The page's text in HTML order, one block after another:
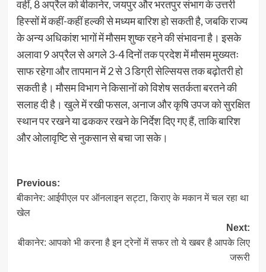
वहीं, 8 अप्रैल को बीकानेर, जयपुर और भरतपुर संभाग के उत्तरी
हिस्सों में कहीं-कहीं हल्की से मध्यम बारिश हो सकती है, जबकि राज्य
के अन्य अधिकांश भागों में मौसम शुष्क रहने की संभावना है। इसके
अलावा 9 अप्रैल से अगले 3-4 दिनों तक प्रदेश में मौसम मुख्यतः
साफ रहेगा और तापमान में 2 से 3 डिग्री सेल्सियस तक बढ़ोतरी हो
सकती है। मौसम विभाग ने किसानों को विशेष सतर्कता बरतने की
सलाह दी है। खुले में रखी फसल, अनाज और कृषि उपज को सुरक्षित
स्थान पर रखने या ढककर रखने के निर्देश दिए गए हैं, ताकि बारिश
और ओलावृष्टि से नुकसान से बचा जा सके।
Post
navigation
Previous:
बीकानेर: आईपीएल पर ऑनलाइन सट्टा, किराए के मकान में चल रहा था
खेल
Next:
बीकानेर: आपको भी करना है इन ट्रेनों में सफर तो ये खबर है आपके लिए
जरूरी